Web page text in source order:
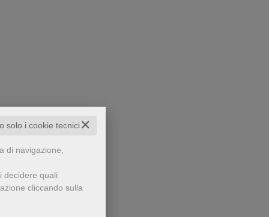
✕
solo i cookie tecnici
di navigazione,
decidere quali
cliccando sulla